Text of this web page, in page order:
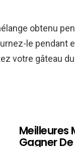
obtenu
le pendant
votre gâteau
Meilleures
Gagner